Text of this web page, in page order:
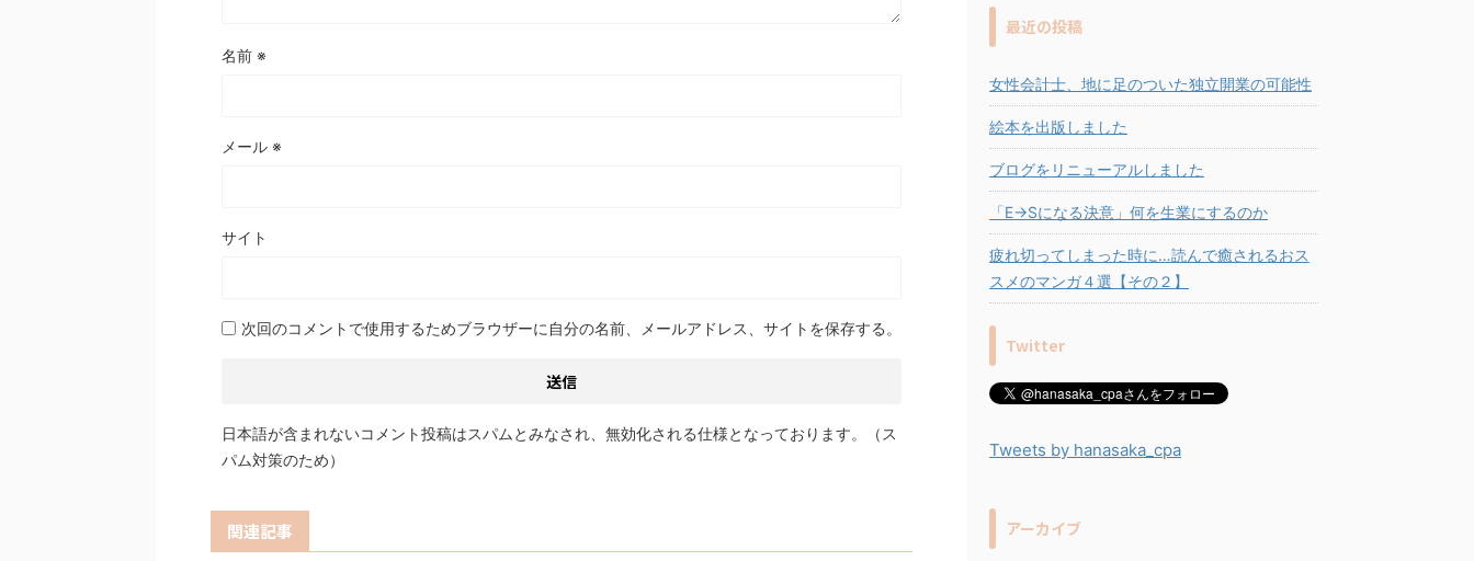
名前 ※
メール ※
サイト
次回のコメントで使用するためブラウザーに自分の名前、メールアドレス、サイトを保存する。
日本語が含まれないコメント投稿はスパムとみなされ、無効化される仕様となっております。（ス
パム対策のため）
関連記事
最近の投稿
女性会計士、地に足のついた独立開業の可能性
絵本を出版しました
ブログをリニューアルしました
「E→Sになる決意」何を生業にするのか
疲れ切ってしまった時に…読んで癒されるおス
スメのマンガ４選【その２】
Twitter
Tweets by hanasaka_cpa
アーカイブ